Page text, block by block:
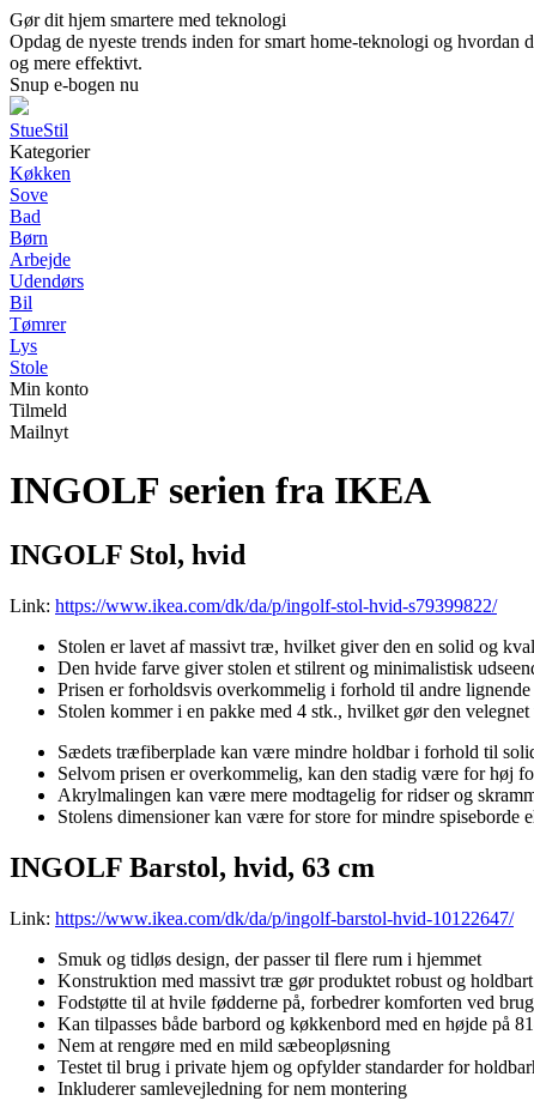
Gør dit hjem smartere med teknologi
Opdag de nyeste trends inden for smart home-teknologi og
og mere effektivt.
Snup e-bogen nu
StueStil
Kategorier
Køkken
Sove
Bad
Børn
Arbejde
Udendørs
Bil
Tømrer
Lys
Stole
Min konto
Tilmeld
Mailnyt
INGOLF serien fra IKEA
INGOLF Stol, hvid
Link: https://www.ikea.com/dk/da/p/ingolf-stol-hvid-s79399822/
Stolen er lavet af massivt træ, hvilket giver den en solid og
Den hvide farve giver stolen et stilrent og minimalistisk
Prisen er forholdsvis overkommelig i forhold til andre lignende
Stolen kommer i en pakke med 4 stk., hvilket gør den
Sædets træfiberplade kan være mindre holdbar i forhold til
Selvom prisen er overkommelig, kan den stadig være for høj
Akrylmalingen kan være mere modtagelig for ridser og
Stolens dimensioner kan være for store for mindre spiseborde
INGOLF Barstol, hvid, 63 cm
Link: https://www.ikea.com/dk/da/p/ingolf-barstol-hvid-10122647/
Smuk og tidløs design, der passer til flere rum i hjemmet
Konstruktion med massivt træ gør produktet robust og holdbart
Fodstøtte til at hvile fødderne på, forbedrer komforten ved brug
Kan tilpasses både barbord og køkkenbord med en højde på
Nem at rengøre med en mild sæbeopløsning
Testet til brug i private hjem og opfylder standarder for
Inkluderer samlevejledning for nem montering